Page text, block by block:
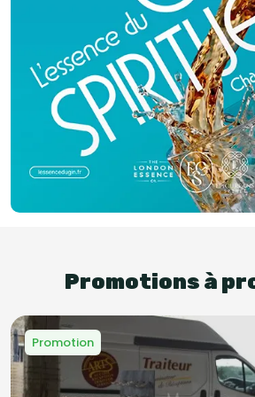
Promotions à
Promotion